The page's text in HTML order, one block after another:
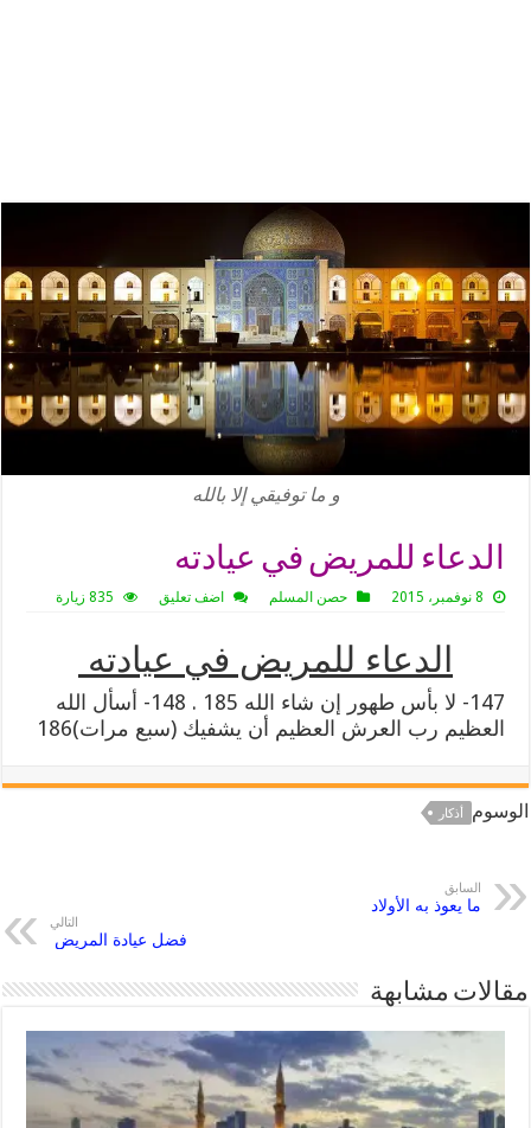
و ما توفيقي إلا بالله
الدعاء للمريض في عيادته
8 نوفمبر، 2015 حصن المسلم اضف تعليق 835 زيارة
الدعاء للمريض في عيادته
147- لا بأس طهور إن شاء الله 185 . 148- أسأل الله
العظيم رب العرش العظيم أن يشفيك (سبع مرات)186
الوسوم أذكار
السابق
ما يعوذ به الأولاد
التالي
فضل عيادة المريض
مقالات مشابهة